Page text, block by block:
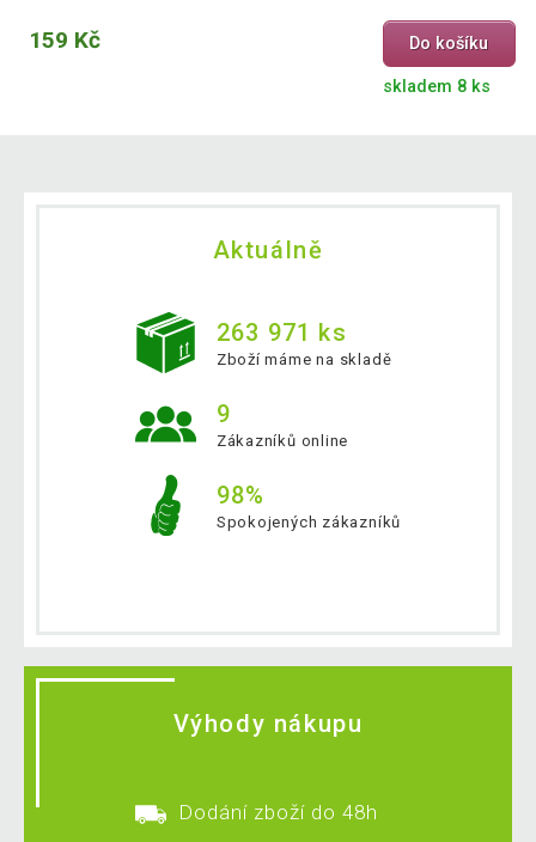
159 Kč Do košíku
skladem 8 ks
Aktuálně
263 971 ks
Zboží máme na skladě
9
Zákazníků online
98%
Spokojených zákazníků
Výhody nákupu
Dodání zboží do 48h